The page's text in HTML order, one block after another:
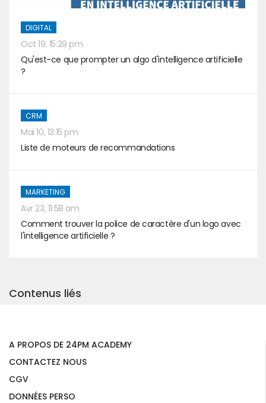
DIGITAL
Oct 19, 15:29 pm
Qu'est-ce que prompter un algo d'intelligence artificielle
?
CRM
Mai 10, 13:15 pm
Liste de moteurs de recommandations
MARKETING
Avr 23, 11:58 am
Comment trouver la police de caractère d'un logo avec
l'intelligence artificielle ?
Contenus liés
A PROPOS DE 24PM ACADEMY
CONTACTEZ NOUS
CGV
DONNÉES PERSO